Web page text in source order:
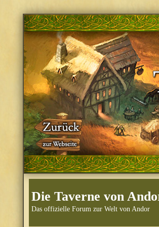
Die Taverne von
Das offizielle Forum zur Welt von Andor